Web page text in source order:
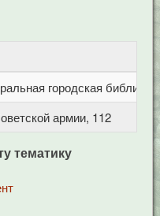
городская
армии, 112
тематику